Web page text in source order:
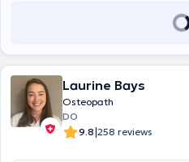
Laurine Bays
Osteopath
DO
9.8|258 reviews